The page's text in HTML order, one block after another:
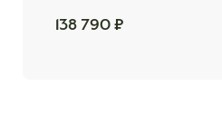
138 790 ₽